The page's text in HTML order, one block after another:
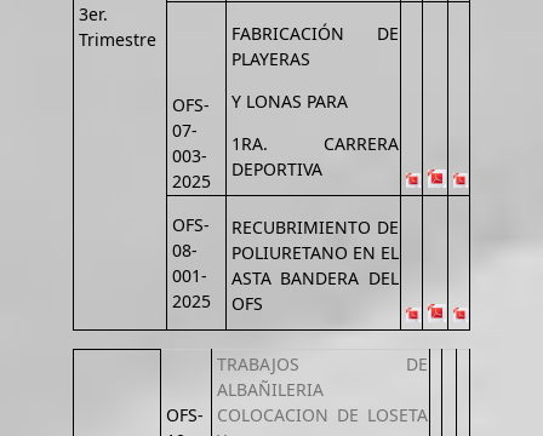
3er.
Trimestre
OFS-
07-
003-
2025
FABRICACIÓN DE
PLAYERAS
Y LONAS PARA
1RA. CARRERA
DEPORTIVA
OFS-
08-
001-
2025
RECUBRIMIENTO DE
POLIURETANO EN EL
ASTA BANDERA DEL
OFS
OFS-
TRABAJOS DE
ALBAÑILERIA
COLOCACION DE LOSETA